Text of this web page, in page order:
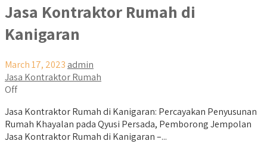
Jasa Kontraktor Rumah di
Kanigaran
March 17, 2023 admin
Jasa Kontraktor Rumah
Off
Jasa Kontraktor Rumah di Kanigaran: Percayakan Penyusunan
Rumah Khayalan pada Qyusi Persada, Pemborong Jempolan
Jasa Kontraktor Rumah di Kanigaran –...